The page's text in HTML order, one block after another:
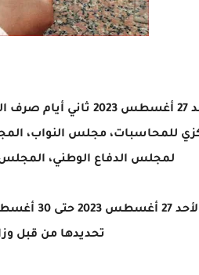
- صرف مرتبات شهر أغسطس
للمحاسبات، مجلس النواب،
لمجلس الدفاع الوطني، المجلس
تحديدها من قبل